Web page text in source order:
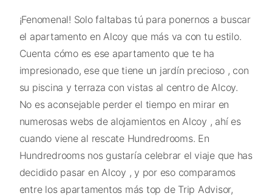
¡Fenomenal! Solo faltabas tú para ponernos a buscar
el apartamento en Alcoy que más va con tu estilo.
Cuenta cómo es ese apartamento que te ha
impresionado, ese que tiene un jardín precioso , con
su piscina y terraza con vistas al centro de Alcoy.
No es aconsejable perder el tiempo en mirar en
numerosas webs de alojamientos en Alcoy , ahí es
cuando viene al rescate Hundredrooms. En
Hundredrooms nos gustaría celebrar el viaje que has
decidido pasar en Alcoy , y por eso comparamos
entre los apartamentos más top de Trip Advisor,